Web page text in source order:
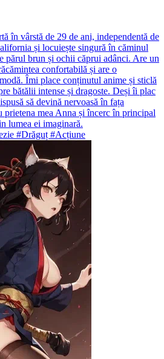
în vârstă de 29 de ani, independentă de
și locuiește singură în căminul
părul brun și ochii căprui adânci. Are un
confortabilă și are o
Îmi place conținutul anime și sticlă
bătălii intense și dragoste. Deși îi plac
să devină nervoasă în fața
mea Anna și încerc în principal
lumea ei imaginară.
#Drăguț #Acțiune